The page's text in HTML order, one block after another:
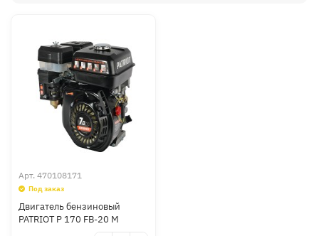
Арт. 470108171
Под заказ
Двигатель бензиновый
PATRIOT P 170 FB-20 M